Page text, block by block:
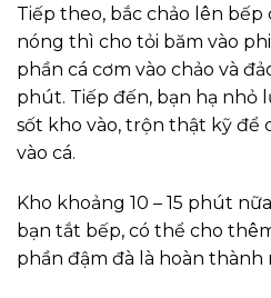
Tiếp theo, bắc chảo lên bếp
nóng thì cho tỏi băm vào
phần cá cơm vào chảo và
phút. Tiếp đến, bạn hạ nhỏ
sốt kho vào, trộn thật kỹ để
vào cá.
Kho khoảng 10 – 15 phút
bạn tắt bếp, có thể cho
phần đậm đà là hoàn thành